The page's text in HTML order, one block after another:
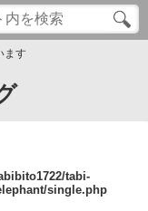
ます
tabi-
single.php